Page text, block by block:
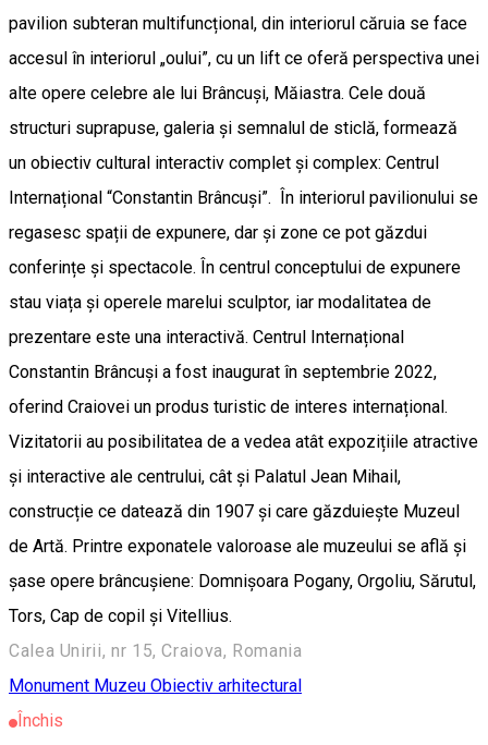
pavilion subteran multifuncțional, din interiorul căruia se face
accesul în interiorul „oului”, cu un lift ce oferă perspectiva unei
alte opere celebre ale lui Brâncuși, Măiastra. Cele două
structuri suprapuse, galeria și semnalul de sticlă, formează
un obiectiv cultural interactiv complet și complex: Centrul
Internațional “Constantin Brâncuși”. În interiorul pavilionului se
regasesc spații de expunere, dar și zone ce pot găzdui
conferințe și spectacole. În centrul conceptului de expunere
stau viața și operele marelui sculptor, iar modalitatea de
prezentare este una interactivă. Centrul Internațional
Constantin Brâncuși a fost inaugurat în septembrie 2022,
oferind Craiovei un produs turistic de interes internațional.
Vizitatorii au posibilitatea de a vedea atât expozițiile atractive
și interactive ale centrului, cât și Palatul Jean Mihail,
construcție ce datează din 1907 și care găzduiește Muzeul
de Artă. Printre exponatele valoroase ale muzeului se află și
șase opere brâncușiene: Domnișoara Pogany, Orgoliu, Sărutul,
Tors, Cap de copil și Vitellius.
Calea Unirii, nr 15, Craiova, Romania
Monument Muzeu Obiectiv arhitectural
Închis